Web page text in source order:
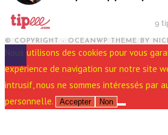
9
© COPYRIGHT - OCEANWP THEME BY
Nous utilisons des cookies pour vous
expérience de navigation sur notre site
intrusif, nous ne sommes intéressés par
personnelle.
Accepter Non